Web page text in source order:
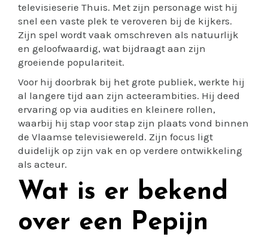
televisieserie Thuis. Met zijn personage wist hij
snel een vaste plek te veroveren bij de kijkers.
Zijn spel wordt vaak omschreven als natuurlijk
en geloofwaardig, wat bijdraagt aan zijn
groeiende populariteit.
Voor hij doorbrak bij het grote publiek, werkte hij
al langere tijd aan zijn acteerambities. Hij deed
ervaring op via audities en kleinere rollen,
waarbij hij stap voor stap zijn plaats vond binnen
de Vlaamse televisiewereld. Zijn focus ligt
duidelijk op zijn vak en op verdere ontwikkeling
als acteur.
Wat is er bekend
over een Pepijn